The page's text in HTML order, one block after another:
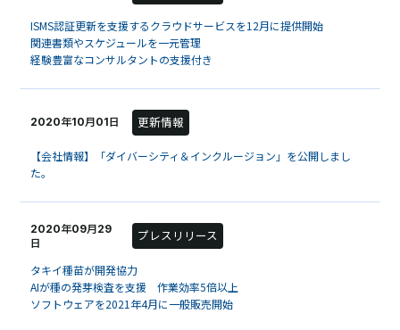
ISMS認証更新を支援するクラウドサービスを12月に提供開始
関連書類やスケジュールを一元管理
経験豊富なコンサルタントの支援付き
2020年10月01日 更新情報
【会社情報】「ダイバーシティ＆インクルージョン」を公開しまし
た。
2020年09月29
日
プレスリリース
タキイ種苗が開発協力
AIが種の発芽検査を支援 作業効率5倍以上
ソフトウェアを2021年4月に一般販売開始